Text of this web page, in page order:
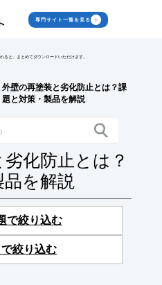
専門サイト一覧を見る
ると、まとめてダウンロードいただけます。
外壁の再塗装と劣化防止とは？課
題と対策・製品を解説
化防止とは？
を解説
で絞り込む
絞り込む